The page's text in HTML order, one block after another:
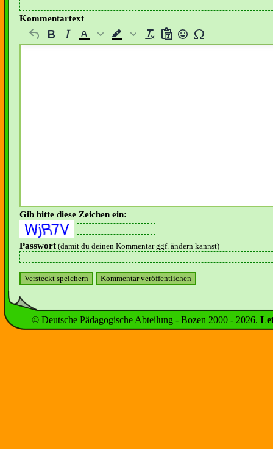
Kommentartext
Gib bitte diese Zeichen ein:
Passwort (damit du deinen Kommentar ggf. ändern kannst)
© Deutsche Pädagogische Abteilung - Bozen 2000 - 2026.